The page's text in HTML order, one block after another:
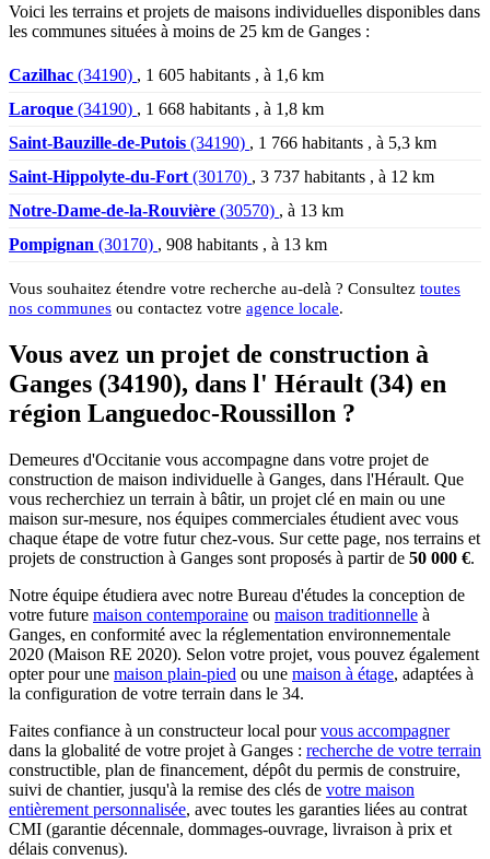
Voici les terrains et projets de maisons individuelles disponibles dans
les communes situées à moins de 25 km de Ganges :
Cazilhac (34190) , 1 605 habitants , à 1,6 km
Laroque (34190) , 1 668 habitants , à 1,8 km
Saint-Bauzille-de-Putois (34190) , 1 766 habitants , à 5,3 km
Saint-Hippolyte-du-Fort (30170) , 3 737 habitants , à 12 km
Notre-Dame-de-la-Rouvière (30570) , à 13 km
Pompignan (30170) , 908 habitants , à 13 km
Vous souhaitez étendre votre recherche au-delà ? Consultez toutes
nos communes ou contactez votre agence locale.
Vous avez un projet de construction à
Ganges (34190), dans l' Hérault (34) en
région Languedoc-Roussillon ?
Demeures d'Occitanie vous accompagne dans votre projet de
construction de maison individuelle à Ganges, dans l'Hérault. Que
vous recherchiez un terrain à bâtir, un projet clé en main ou une
maison sur-mesure, nos équipes commerciales étudient avec vous
chaque étape de votre futur chez-vous. Sur cette page, nos terrains et
projets de construction à Ganges sont proposés à partir de 50 000 €.
Notre équipe étudiera avec notre Bureau d'études la conception de
votre future maison contemporaine ou maison traditionnelle à
Ganges, en conformité avec la réglementation environnementale
2020 (Maison RE 2020). Selon votre projet, vous pouvez également
opter pour une maison plain-pied ou une maison à étage, adaptées à
la configuration de votre terrain dans le 34.
Faites confiance à un constructeur local pourvous accompagner
dans la globalité de votre projet à Ganges : recherche de votre terrain
constructible, plan de financement, dépôt du permis de construire,
suivi de chantier, jusqu'à la remise des clés de votre maison
entièrement personnalisée, avec toutes les garanties liées au contrat
CMI (garantie décennale, dommages-ouvrage, livraison à prix et
délais convenus).